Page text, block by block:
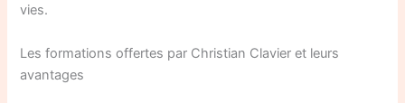
vies.
Les formations offertes par Christian Clavier et leurs
avantages